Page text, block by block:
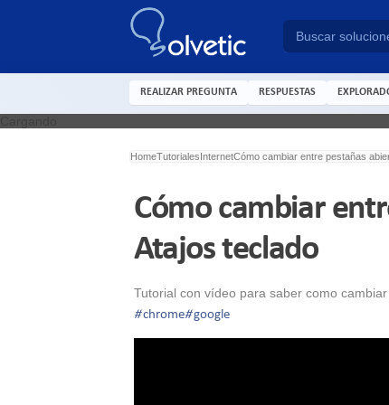
REALIZAR PREGUNTA RESPUESTAS
HomeTutorialesInternetCómo cambiar entre pestañas
Cómo cambiar
Atajos teclado
Tutorial con vídeo para saber como
# chrome# google